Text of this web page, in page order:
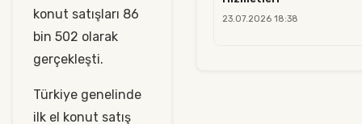
konut satışları 86
bin 502 olarak
gerçekleşti.
Türkiye genelinde
ilk el konut satış
23.07.2026 18:38